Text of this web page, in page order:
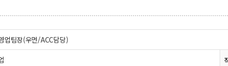
업팀장(우먼/ACC담당)